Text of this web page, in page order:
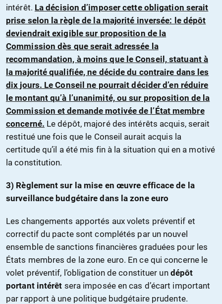
intérêt. La décision d’imposer cette obligation serait
prise selon la règle de la majorité inversée: le dépôt
deviendrait exigible sur proposition de la
Commission dès que serait adressée la
recommandation, à moins que le Conseil, statuant à
la majorité qualifiée, ne décide du contraire dans les
dix jours. Le Conseil ne pourrait décider d’en réduire
le montant qu’à l’unanimité, ou sur proposition de la
Commission et demande motivée de l’État membre
concerné. Le dépôt, majoré des intérêts acquis, serait
restitué une fois que le Conseil aurait acquis la
certitude qu’il a été mis fin à la situation qui en a motivé
la constitution.
3) Règlement sur la mise en œuvre efficace de la
surveillance budgétaire dans la zone euro
Les changements apportés aux volets préventif et
correctif du pacte sont complétés par un nouvel
ensemble de sanctions financières graduées pour les
États membres de la zone euro. En ce qui concerne le
volet préventif, l’obligation de constituer un dépôt
portant intérêt sera imposée en cas d’écart important
par rapport à une politique budgétaire prudente.